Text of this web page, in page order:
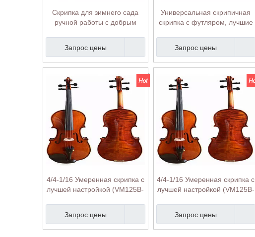
Скрипка для зимнего сада
ручной работы с добрым
Запрос цены
Универсальная скрипичная
скрипка с футляром, лучшие
Запрос цены
4/4-1/16 Умеренная скрипка с
лучшей настройкой (VM125B-
Запрос цены
4/4-1/16 Умеренная скрипка с
лучшей настройкой (VM125B-
Запрос цены